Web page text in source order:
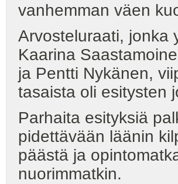
vanhemman väen
Arvosteluraati, jonka
Kaarina
ja Pentti Nykänen,
tasaista oli esitysten
Parhaita esityksiä
pidettävään läänin
päästä ja
nuorimmatkin.